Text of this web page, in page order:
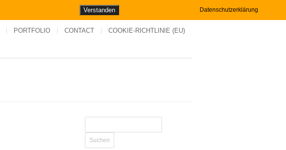
PORTFOLIO CONTACT COOKIE-RICHTLINIE (EU)
Verstanden Datenschutzerklärung